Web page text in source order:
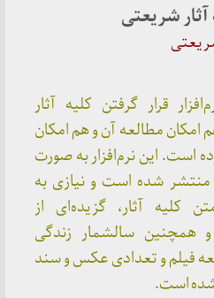
شریعتی
قرار گرفتن کلیه آثار
مطالعه آن و هم امکان
است. این نرم‌افزار به صورت
منتشر شده است و نیازی به
کلیه آثار، گزیده‌ای از
همچنین سالشمار زندگی
فیلم و تعدادی عکس و سند
شده است.